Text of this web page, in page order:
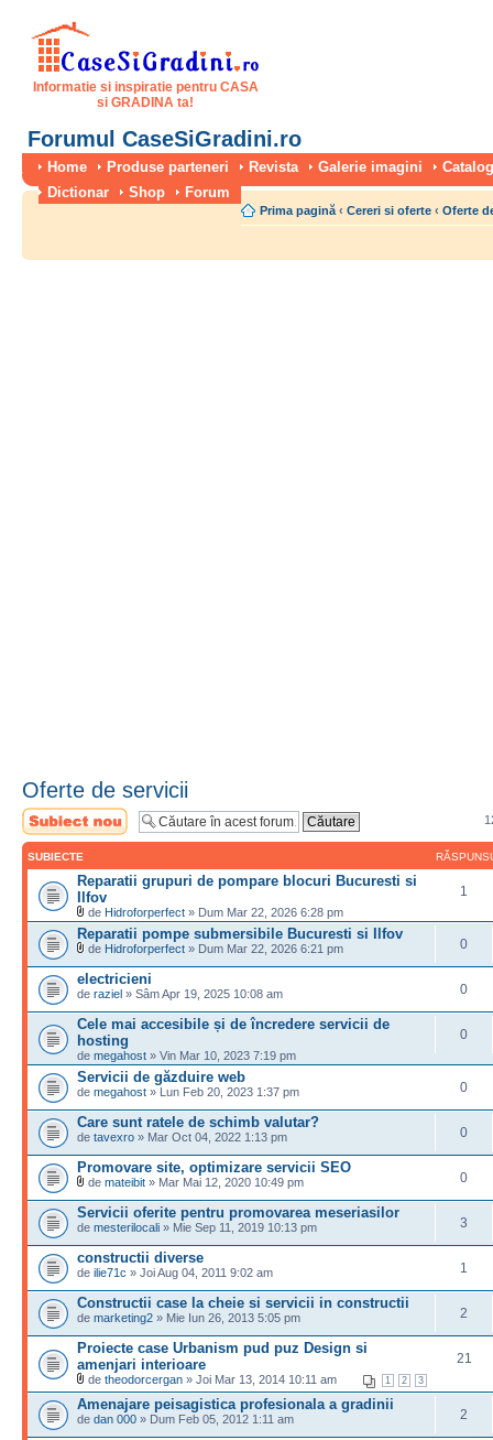
Informatie si inspiratie pentru CASA
si GRADINA ta!
Forumul CaseSiGradini.ro
Home Produse parteneri Revista Galerie imagini
Dictionar
Shop Forum
Prima pagină ‹ Cereri si oferte ‹ Oferte
Oferte de servicii
Scrie un subiect
nou
SUBIECTE
Reparatii grupuri de pompare blocuri Bucuresti si
Ilfov
de Hidroforperfect » Dum Mar 22, 2026 6:28 pm
1
Reparatii pompe submersibile Bucuresti si Ilfov
de Hidroforperfect » Dum Mar 22, 2026 6:21 pm 0
electricieni
de raziel » Sâm Apr 19, 2025 10:08 am 0
Cele mai accesibile și de încredere servicii de
hosting
de megahost » Vin Mar 10, 2023 7:19 pm
0
Servicii de găzduire web
de megahost » Lun Feb 20, 2023 1:37 pm 0
Care sunt ratele de schimb valutar?
de tavexro » Mar Oct 04, 2022 1:13 pm 0
Promovare site, optimizare servicii SEO
de mateibit » Mar Mai 12, 2020 10:49 pm 0
Servicii oferite pentru promovarea meseriasilor
de mesterilocali » Mie Sep 11, 2019 10:13 pm 3
constructii diverse
de ilie71c » Joi Aug 04, 2011 9:02 am 1
Constructii case la cheie si servicii in constructii
de marketing2 » Mie Iun 26, 2013 5:05 pm 2
Proiecte case Urbanism pud puz Design si
amenjari interioare
1 2 3
de theodorcergan » Joi Mar 13, 2014 10:11 am
21
Amenajare peisagistica profesionala a gradinii
de dan 000 » Dum Feb 05, 2012 1:11 am 2